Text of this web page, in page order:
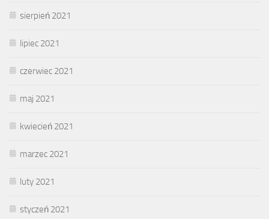
sierpień 2021
lipiec 2021
czerwiec 2021
maj 2021
kwiecień 2021
marzec 2021
luty 2021
styczeń 2021